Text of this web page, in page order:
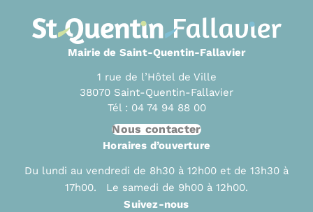
Mairie de Saint-Quentin-Fallavier
1 rue de l’Hôtel de Ville
38070 Saint-Quentin-Fallavier
Tél : 04 74 94 88 00
Nous contacter
Horaires d’ouverture
Du lundi au vendredi de 8h30 à 12h00 et de 13h30 à
17h00. Le samedi de 9h00 à 12h00.
Suivez-nous